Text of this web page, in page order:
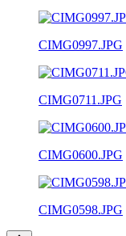
CIMG0997.JPG
CIMG0711.JPG
CIMG0600.JPG
CIMG0598.JPG